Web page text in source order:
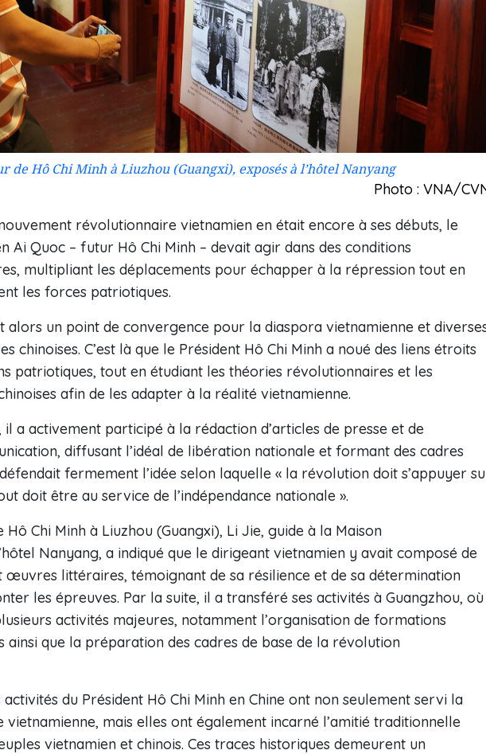
de Hô Chi Minh à Liuzhou (Guangxi), exposés à l’hôtel Nanyang
Photo : VNA/
révolutionnaire vietnamien en était encore à ses débuts, le
Ai Quoc – futur Hô Chi Minh – devait agir dans des conditions
multipliant les déplacements pour échapper à la répression tout en
les forces patriotiques.
alors un point de convergence pour la diaspora vietnamienne et
chinoises. C’est là que le Président Hô Chi Minh a noué des liens étroits
patriotiques, tout en étudiant les théories révolutionnaires et les
afin de les adapter à la réalité vietnamienne.
a activement participé à la rédaction d’articles de presse et de
diffusant l’idéal de libération nationale et formant des cadres
fermement l’idée selon laquelle « la révolution doit s’appuyer
doit être au service de l’indépendance nationale ».
Chi Minh à Liuzhou (Guangxi), Li Jie, guide à la Maison
Nanyang, a indiqué que le dirigeant vietnamien y avait composé de
œuvres littéraires, témoignant de sa résilience et de sa détermination
les épreuves. Par la suite, il a transféré ses activités à Guangzhou, où
activités majeures, notamment l’organisation de formations
ainsi que la préparation des cadres de base de la révolution
activités du Président Hô Chi Minh en Chine ont non seulement servi la
mais elles ont également incarné l’amitié traditionnelle
vietnamien et chinois. Ces traces historiques demeurent un